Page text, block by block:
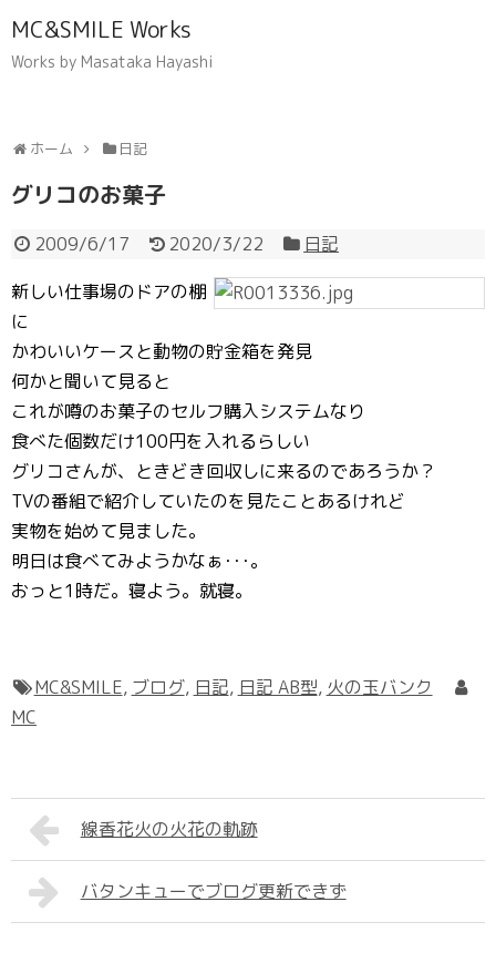
MC&SMILE Works
Works by Masataka Hayashi
ホーム 日記
グリコのお菓子
2009/6/17 2020/3/22
日記
新しい仕事場のドアの棚
に
かわいいケースと動物の貯金箱を発見
何かと聞いて見ると
これが噂のお菓子のセルフ購入システムなり
食べた個数だけ100円を入れるらしい
グリコさんが、ときどき回収しに来るのであろうか？
TVの番組で紹介していたのを見たことあるけれど
実物を始めて見ました。
明日は食べてみようかなぁ･･･。
おっと1時だ。寝よう。就寝。
MC&SMILE, ブログ, 日記, 日記 AB型, 火の玉バンク
MC
線香花火の火花の軌跡
バタンキューでブログ更新できず